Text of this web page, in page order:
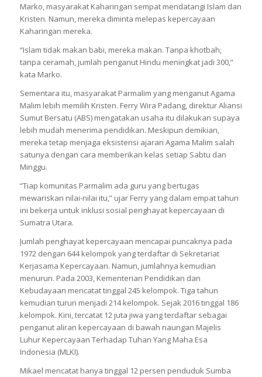
Marko, masyarakat Kaharingan sempat mendatangi Islam dan
Kristen. Namun, mereka diminta melepas kepercayaan
Kaharingan mereka.
“Islam tidak makan babi, mereka makan. Tanpa khotbah,
tanpa ceramah, jumlah penganut Hindu meningkat jadi 300,”
kata Marko.
Sementara itu, masyarakat Parmalim yang menganut Agama
Malim lebih memilih Kristen. Ferry Wira Padang, direktur Aliansi
Sumut Bersatu (ABS) mengatakan usaha itu dilakukan supaya
lebih mudah menerima pendidikan. Meskipun demikian,
mereka tetap menjaga eksistensi ajaran Agama Malim salah
satunya dengan cara memberikan kelas setiap Sabtu dan
Minggu.
“Tiap komunitas Parmalim ada guru yang bertugas
mewariskan nilai-nilai itu,” ujar Ferry yang dalam empat tahun
ini bekerja untuk inklusi sosial penghayat kepercayaan di
Sumatra Utara.
Jumlah penghayat kepercayaan mencapai puncaknya pada
1972 dengan 644 kelompok yang terdaftar di Sekretariat
Kerjasama Kepercayaan. Namun, jumlahnya kemudian
menurun. Pada 2003, Kementerian Pendidikan dan
Kebudayaan mencatat tinggal 245 kelompok. Tiga tahun
kemudian turun menjadi 214 kelompok. Sejak 2016 tinggal 186
kelompok. Kini, tercatat 12 juta jiwa yang terdaftar sebagai
penganut aliran kepercayaan di bawah naungan Majelis
Luhur Kepercayaan Terhadap Tuhan Yang Maha Esa
Indonesia (MLKI).
Mikael mencatat hanya tinggal 12 persen penduduk Sumba